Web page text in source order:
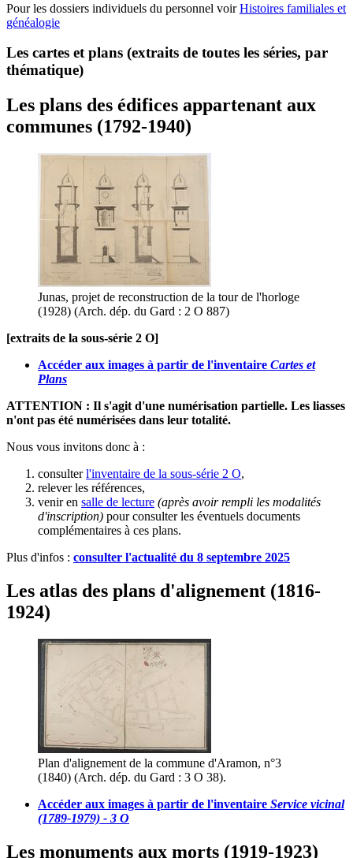
Pour les dossiers individuels du personnel voirHistoires familiales et
généalogie
Les cartes et plans (extraits de toutes les séries, par
thématique)
Les plans des édifices appartenant aux
communes (1792-1940)
Junas, projet de reconstruction de la tour de l'horloge
(1928) (Arch. dép. du Gard : 2 O 887)
[extraits de la sous-série 2 O]
Accéder aux images à partir de l'inventaire Cartes et
Plans
ATTENTION : Il s'agit d'une numérisation partielle. Les liasses
n'ont pas été numérisées dans leur totalité.
Nous vous invitons donc à :
consulterl'inventaire de la sous-série 2 O,
relever les références,
venir en salle de lecture (après avoir rempli les modalités
d'inscription) pour consulter les éventuels documents
complémentaires à ces plans.
Plus d'infos : consulter l'actualité du 8 septembre 2025
Les atlas des plans d'alignement (1816-
1924)
Plan d'alignement de la commune d'Aramon, n°3
(1840) (Arch. dép. du Gard : 3 O 38).
Accéder aux images à partir de l'inventaire Service vicinal
(1789-1979) - 3 O
Les monuments aux morts (1919-1923)